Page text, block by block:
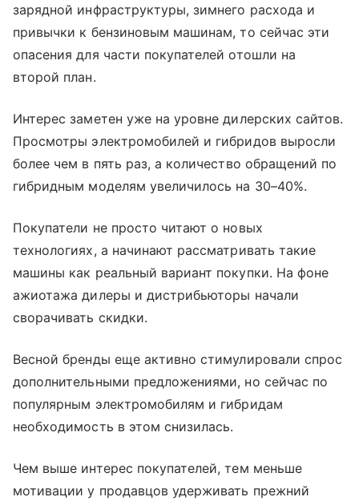
зарядной инфраструктуры, зимнего расхода и
привычки к бензиновым машинам, то сейчас эти
опасения для части покупателей отошли на
второй план.
Интерес заметен уже на уровне дилерских сайтов.
Просмотры электромобилей и гибридов выросли
более чем в пять раз, а количество обращений по
гибридным моделям увеличилось на 30–40%.
Покупатели не просто читают о новых
технологиях, а начинают рассматривать такие
машины как реальный вариант покупки. На фоне
ажиотажа дилеры и дистрибьюторы начали
сворачивать скидки.
Весной бренды еще активно стимулировали спрос
дополнительными предложениями, но сейчас по
популярным электромобилям и гибридам
необходимость в этом снизилась.
Чем выше интерес покупателей, тем меньше
мотивации у продавцов удерживать прежний